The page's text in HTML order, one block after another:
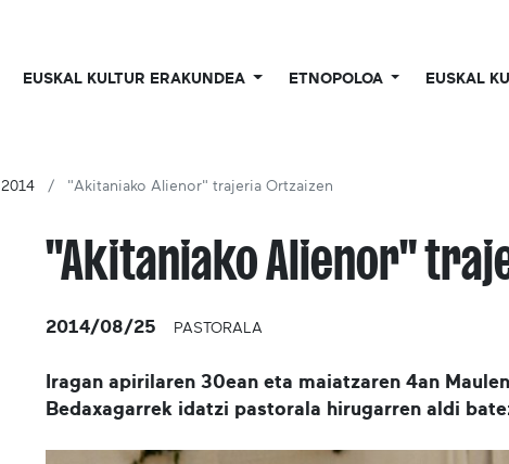
EUSKAL KULTUR ERAKUNDEA ETNOPOLOA EUSKAL
2014 "Akitaniako Alienor" trajeria Ortzaizen
"Akitaniako Alienor"
2014/08/25 PASTORALA
Iragan apirilaren 30ean eta maiatzaren 4an
Bedaxagarrek idatzi pastorala hirugarren aldi